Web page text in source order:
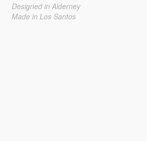
Designed in Alderney
Made in Los Santos